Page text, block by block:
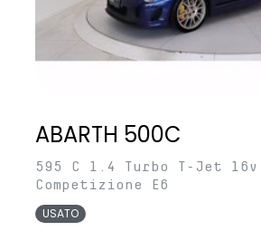
ABARTH 500C
595 C 1.4 Turbo T-Jet 16v
Competizione E6
USATO